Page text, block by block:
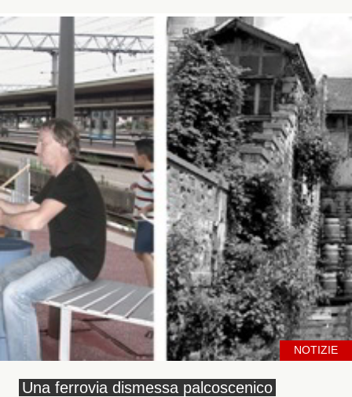
NOTIZIE
Una ferrovia dismessa palcoscenico